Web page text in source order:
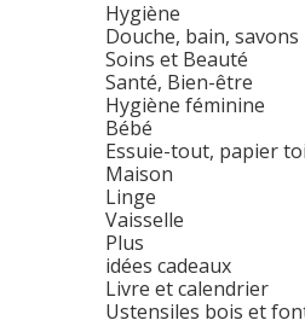
Hygiène
Douche, bain, savons
Soins et Beauté
Santé, Bien-être
Hygiène féminine
Bébé
Essuie-tout, papier
Maison
Linge
Vaisselle
Plus
idées cadeaux
Livre et calendrier
Ustensiles bois et